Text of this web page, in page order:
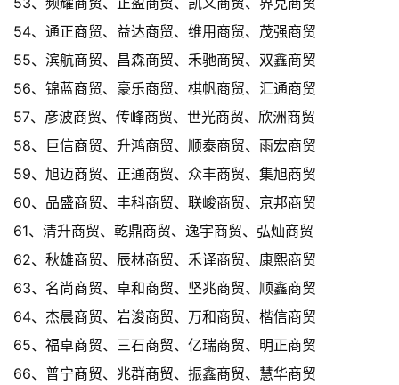
54、通正商贸、益达商贸、维用商贸、茂强商贸
55、滨航商贸、昌森商贸、禾驰商贸、双鑫商贸
56、锦蓝商贸、豪乐商贸、棋帆商贸、汇通商贸
57、彦波商贸、传峰商贸、世光商贸、欣洲商贸
58、巨信商贸、升鸿商贸、顺泰商贸、雨宏商贸
59、旭迈商贸、正通商贸、众丰商贸、集旭商贸
60、品盛商贸、丰科商贸、联峻商贸、京邦商贸
61、清升商贸、乾鼎商贸、逸宇商贸、弘灿商贸
62、秋雄商贸、辰林商贸、禾译商贸、康熙商贸
63、名尚商贸、卓和商贸、坚兆商贸、顺鑫商贸
64、杰晨商贸、岩浚商贸、万和商贸、楷信商贸
65、福卓商贸、三石商贸、亿瑞商贸、明正商贸
66、普宁商贸、兆群商贸、振鑫商贸、慧华商贸